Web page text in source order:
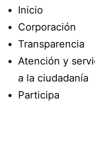
Inicio
Corporación
Transparencia
Atención y
a la ciudadanía
Participa